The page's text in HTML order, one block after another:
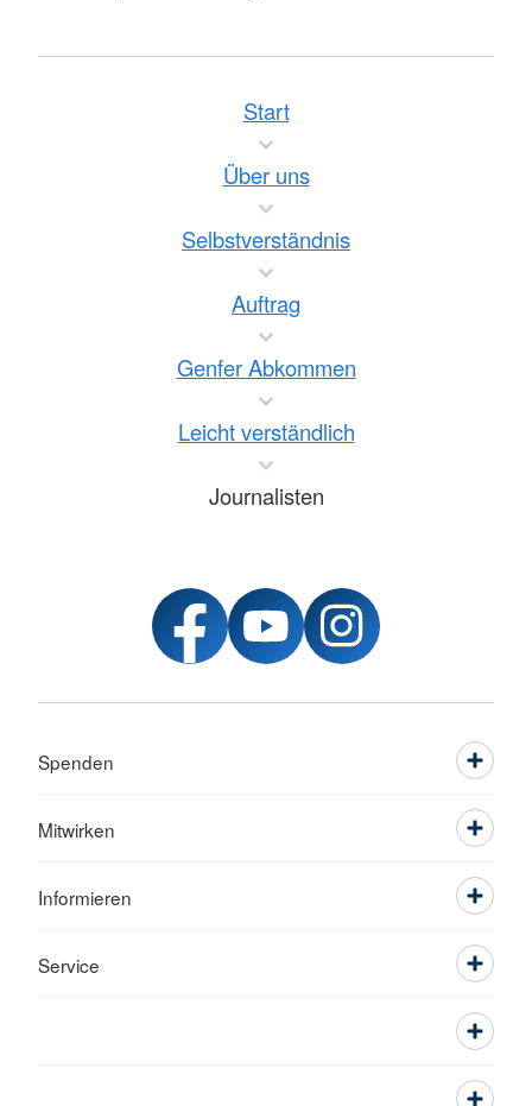
Start
Über uns
Selbstverständnis
Auftrag
Genfer Abkommen
Leicht verständlich
Journalisten
Spenden
Mitwirken
Informieren
Service